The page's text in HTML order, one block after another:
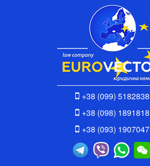
+38 (099) 5182838
+38 (098) 1891818
+38 (093) 1907047